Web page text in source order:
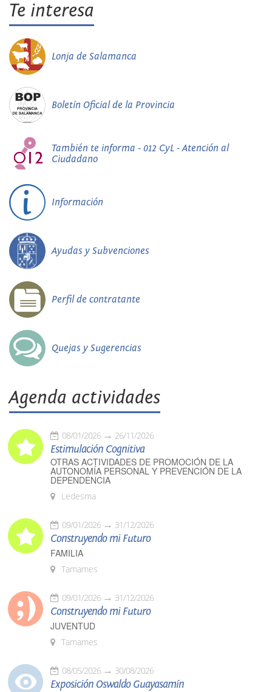
Te interesa
Lonja de Salamanca
Boletín Oficial de la Provincia
También te informa - 012 CyL - Atención al
Ciudadano
Información
Ayudas y Subvenciones
Perfil de contratante
Quejas y Sugerencias
Agenda actividades
08/01/2026 26/11/2026
Estimulación Cognitiva
OTRAS ACTIVIDADES DE PROMOCIÓN DE LA
AUTONOMÍA PERSONAL Y PREVENCIÓN DE LA
DEPENDENCIA
Ledesma
09/01/2026 31/12/2026
Construyendo mi Futuro
FAMILIA
Tamames
09/01/2026 31/12/2026
Construyendo mi Futuro
JUVENTUD
Tamames
08/05/2026 30/08/2026
Exposición Oswaldo Guayasamín